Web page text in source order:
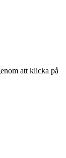
att klicka på